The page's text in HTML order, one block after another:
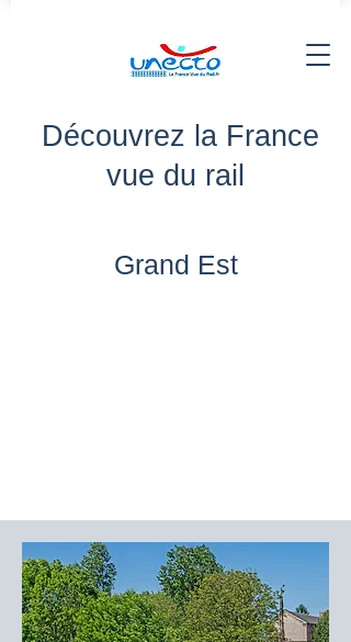
Découvrez la France
vue du rail
Grand Est